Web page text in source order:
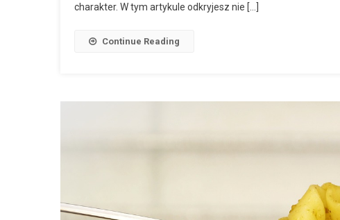
charakter. W tym artykule odkryjesz nie […]
Continue Reading